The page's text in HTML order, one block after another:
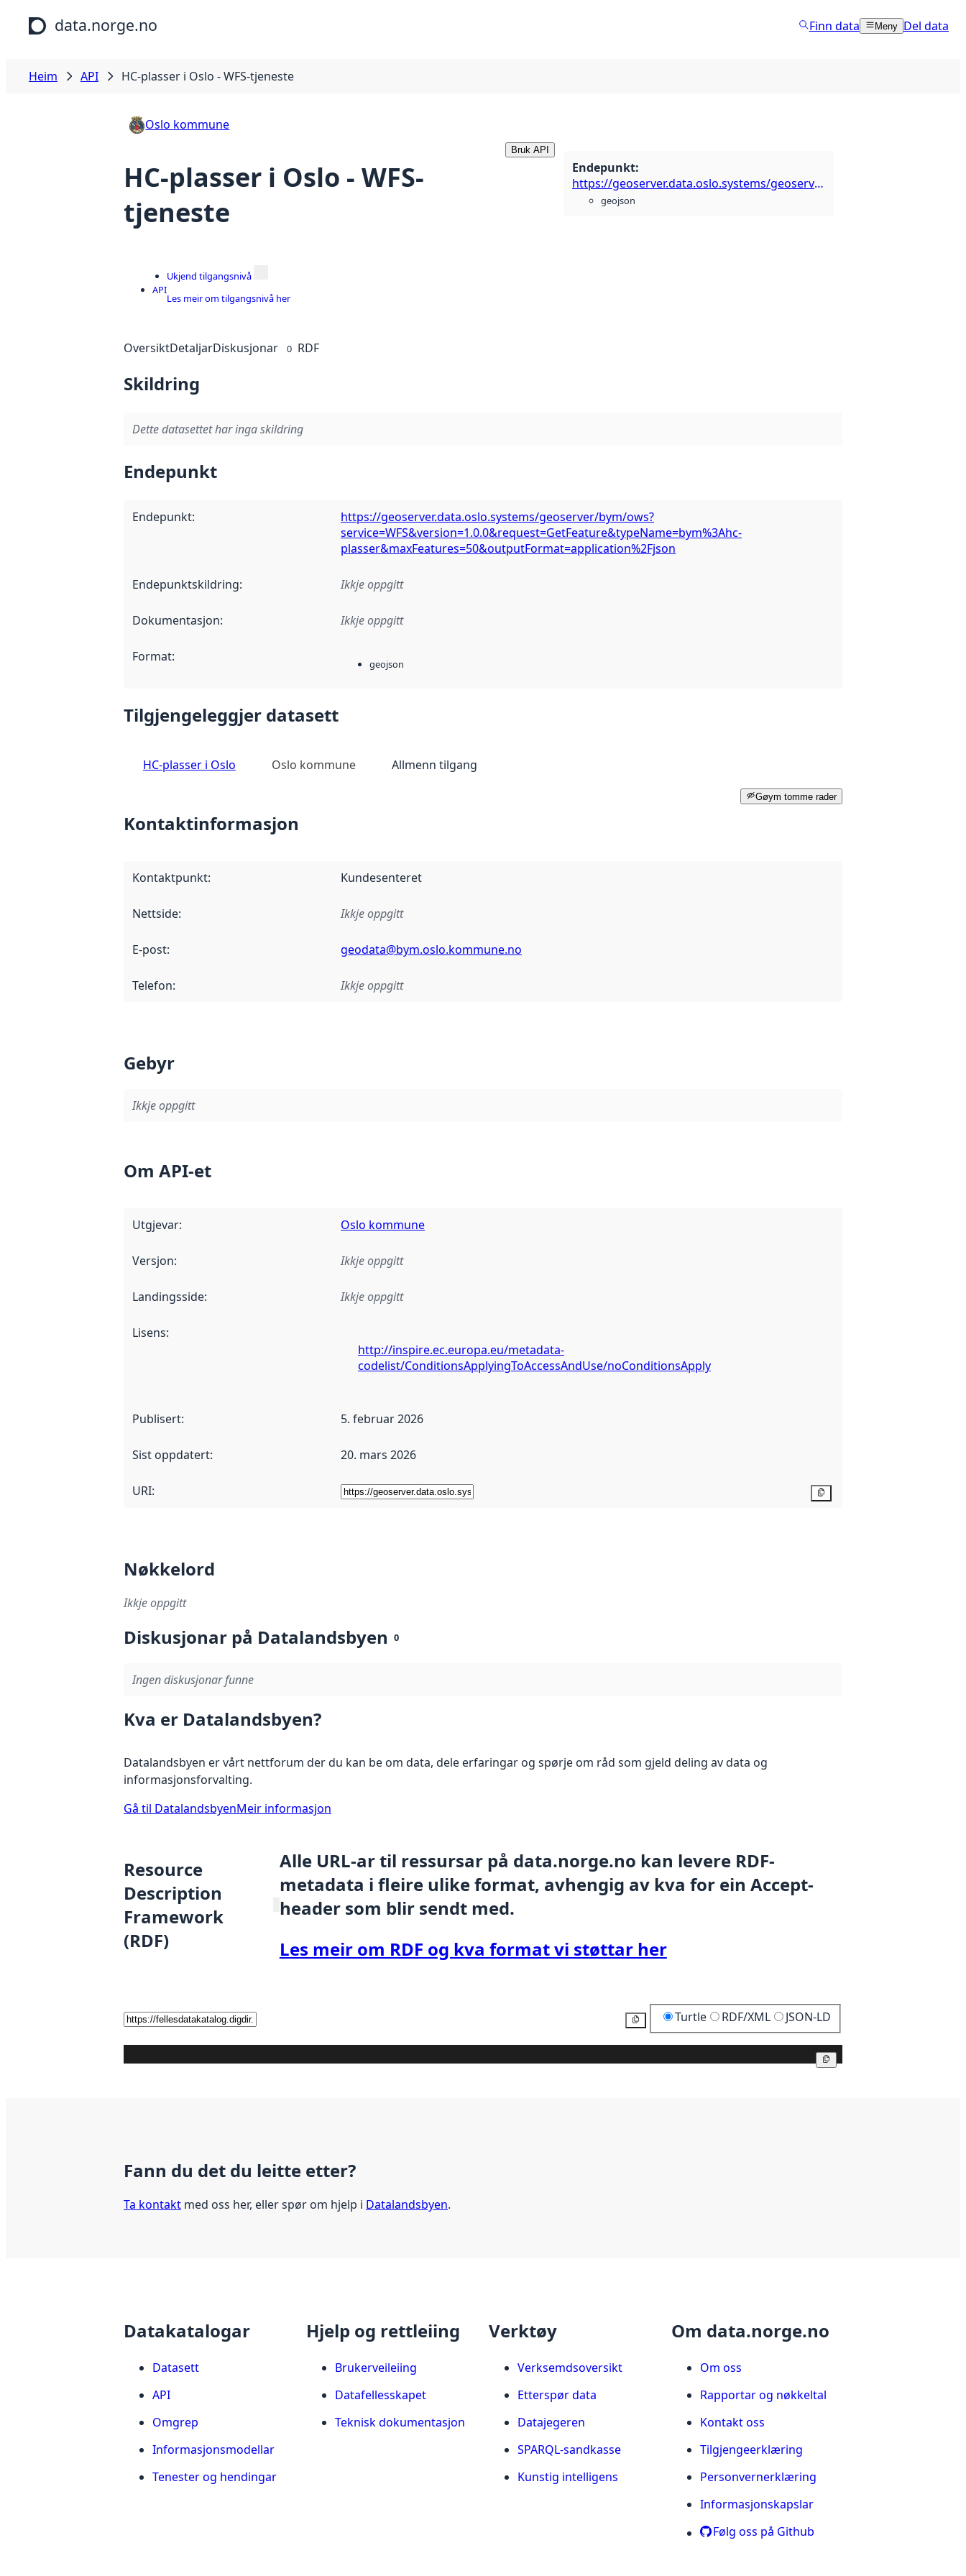
Hopp til hovudinnhald
data.norge.no Finn data Meny Del data
Heim API HC-plasser i Oslo - WFS-tjeneste
Oslo kommune
HC-plasser i Oslo - WFS-
tjeneste
Bruk API
Endepunkt:
https://geoserver.data.oslo.systems/geoserver/bym/ows?service=WFS&version=1.0.0&request=GetFeature&typeName=bym%3Ahc-plasser&maxFeatures=50&outputFormat=application%2Fjson
geojson
API
Ukjend tilgangsnivå
Les meir om tilgangsnivå her
OversiktDetaljarDiskusjonar 0 RDF
Skildring
Dette datasettet har inga skildring
Endepunkt
Endepunkt:
https://geoserver.data.oslo.systems/geoserver/bym/ows?
service=WFS&version=1.0.0&request=GetFeature&typeName=bym%3Ahc-
plasser&maxFeatures=50&outputFormat=application%2Fjson
Endepunktskildring: Ikkje oppgitt
Dokumentasjon: Ikkje oppgitt
Format: geojson
Tilgjengeleggjer datasett
HC-plasser i Oslo Oslo kommune Allmenn tilgang
Gøym tomme rader
Kontaktinformasjon
Kontaktpunkt: Kundesenteret
Nettside: Ikkje oppgitt
E-post: geodata@bym.oslo.kommune.no
Telefon: Ikkje oppgitt
Gebyr
Ikkje oppgitt
Om API-et
Utgjevar: Oslo kommune
Versjon: Ikkje oppgitt
Landingsside: Ikkje oppgitt
Lisens:
http://inspire.ec.europa.eu/metadata-
codelist/ConditionsApplyingToAccessAndUse/noConditionsApply
Publisert: 5. februar 2026
Sist oppdatert: 20. mars 2026
URI:
Nøkkelord
Ikkje oppgitt
Diskusjonar på Datalandsbyen 0
Ingen diskusjonar funne
Kva er Datalandsbyen?
Datalandsbyen er vårt nettforum der du kan be om data, dele erfaringar og spørje om råd som gjeld deling av data og
informasjonsforvalting.
Gå til DatalandsbyenMeir informasjon
Resource
Description
Framework
(RDF)
Alle URL-ar til ressursar på data.norge.no kan levere RDF-
metadata i fleire ulike format, avhengig av kva for ein Accept-
header som blir sendt med.
Les meir om RDF og kva format vi støttar her
Kopier Turtle RDF/XML JSON-LD
Fann du det du leitte etter?
Ta kontakt med oss her, eller spør om hjelp i Datalandsbyen.
Datakatalogar
Datasett
API
Omgrep
Informasjonsmodellar
Tenester og hendingar
Hjelp og rettleiing
Brukerveileiing
Datafellesskapet
Teknisk dokumentasjon
Verktøy
Verksemdsoversikt
Etterspør data
Datajegeren
SPARQL-sandkasse
Kunstig intelligens
Om data.norge.no
Om oss
Rapportar og nøkkeltal
Kontakt oss
Tilgjengeerklæring
Personvernerklæring
Informasjonskapslar
Følg oss på Github